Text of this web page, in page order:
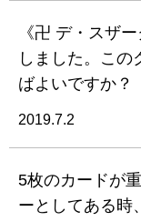
《卍 デ・スザ
しました。この
ばよいですか？
2019.7.2
5枚のカードが
ーとしてある時